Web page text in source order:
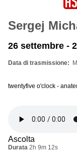
Sergej
26 settembre -
Data di trasmissione
twentyfive o'clock -
Ascolta
Durata 2h 9m 12s